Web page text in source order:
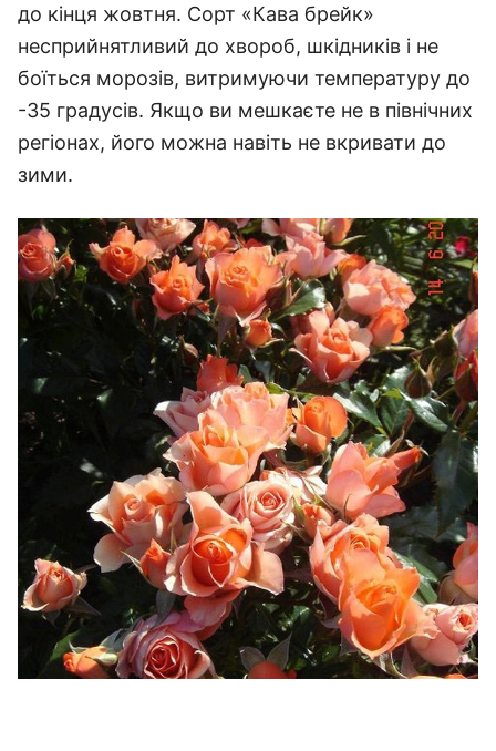
до кінця жовтня. Сорт «Кава брейк»
несприйнятливий до хвороб, шкідників і не
боїться морозів, витримуючи температуру до
-35 градусів. Якщо ви мешкаєте не в північних
регіонах, його можна навіть не вкривати до
зими.